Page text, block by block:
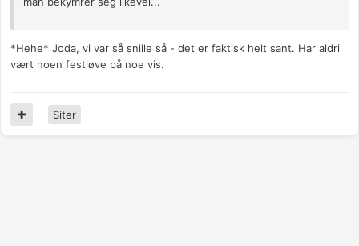
*Hehe* Joda, vi var så snille så - det er faktisk helt sant. Har aldri
vært noen festløve på noe vis.
Siter